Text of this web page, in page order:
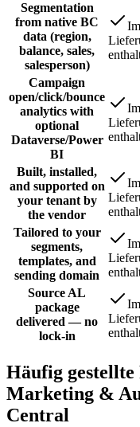
Segmentation
from native BC
data (region,
balance, sales,
salesperson)
Im
Campaign
open/click/bounce
analytics with
optional
Dataverse/Power
BI
Im
Built, installed,
and supported on
your tenant by
the vendor
Im
Tailored to your
segments,
templates, and
sending domain
Im
Source AL
package
delivered — no
lock-in
Im
Häufig
Marketing &
Central